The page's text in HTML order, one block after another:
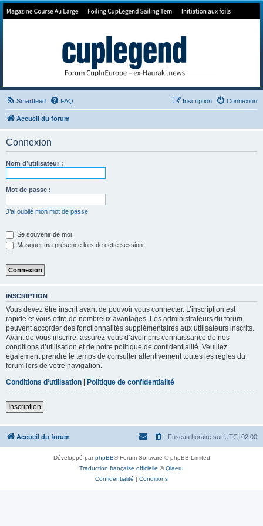
Forum de Cup In Europe
Smartfeed FAQ Connexion
Inscription
Accueil du forum
Connexion
Nom d’utilisateur :
Mot de passe :
J’ai oublié mon mot de passe
Se souvenir de moi
Masquer ma présence lors de cette session
INSCRIPTION
Vous devez être inscrit avant de pouvoir vous connecter. L’inscription est
rapide et vous offre de nombreux avantages. Les administrateurs du forum
peuvent accorder des fonctionnalités supplémentaires aux utilisateurs inscrits.
Avant de vous inscrire, assurez-vous d’avoir pris connaissance de nos
conditions d’utilisation et de notre politique de confidentialité. Veuillez
également prendre le temps de consulter attentivement toutes les règles du
forum lors de votre navigation.
Conditions d’utilisation
Politique de confidentialité
Inscription
Accueil du forum Fuseau horaire sur UTC+02:00
Développé parphpBB® Forum Software © phpBB Limited
Traduction française officielle ©Qiaeru
Confidentialité | Conditions